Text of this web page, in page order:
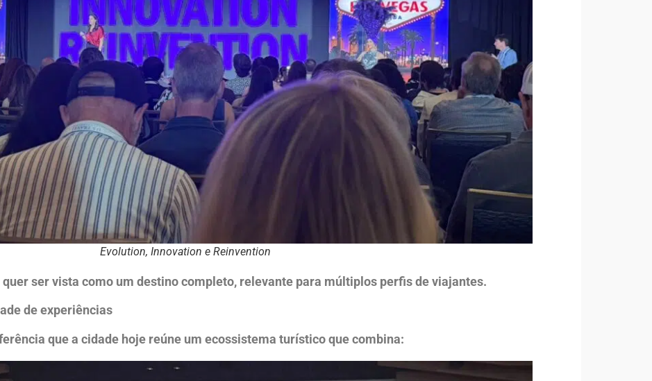
Evolution, Innovation e Reinvention
quer ser vista como um destino completo, relevante para múltiplos perfis de viajantes.
de experiências
que a cidade hoje reúne um ecossistema turístico que combina: